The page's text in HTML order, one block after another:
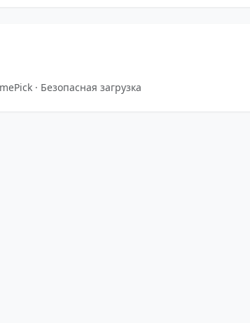
· Безопасная загрузка